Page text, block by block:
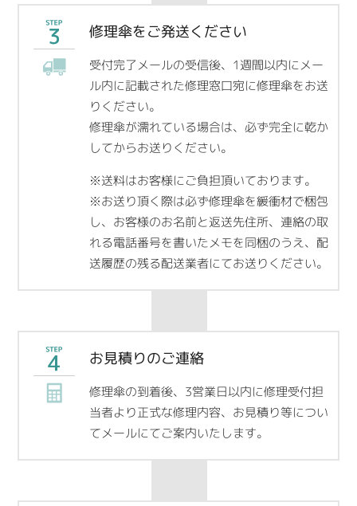
修理傘をご発送ください
受付完了メールの受信後、1週間以内にメー
ル内に記載された修理窓口宛に修理傘をお送
りください。
修理傘が濡れている場合は、必ず完全に乾か
してからお送りください。
※送料はお客様にご負担頂いております。
※お送り頂く際は必ず修理傘を緩衝材で梱包
し、お客様のお名前と返送先住所、連絡の取
れる電話番号を書いたメモを同梱のうえ、配
送履歴の残る配送業者にてお送りください。
お見積りのご連絡
修理傘の到着後、3営業日以内に修理受付担
当者より正式な修理内容、お見積り等につい
てメールにてご案内いたします。